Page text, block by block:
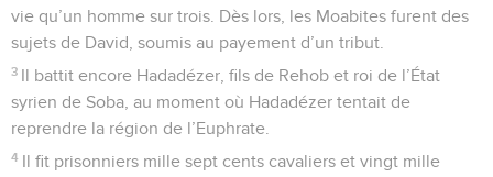
vie qu’un homme sur trois. Dès lors, les Moabites furent des
sujets de David, soumis au payement d’un tribut.
3 Il battit encore Hadadézer, fils de Rehob et roi de l’État
syrien de Soba, au moment où Hadadézer tentait de
reprendre la région de l’Euphrate.
4 Il fit prisonniers mille sept cents cavaliers et vingt mille